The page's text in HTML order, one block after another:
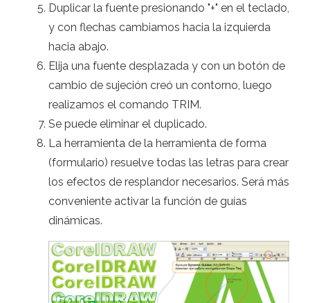
Duplicar la fuente presionando "+" en el teclado,
y con flechas cambiamos hacia la izquierda
hacia abajo.
Elija una fuente desplazada y con un botón de
cambio de sujeción creó un contorno, luego
realizamos el comando TRIM.
Se puede eliminar el duplicado.
La herramienta de la herramienta de forma
(formulario) resuelve todas las letras para crear
los efectos de resplandor necesarios. Será más
conveniente activar la función de guías
dinámicas.